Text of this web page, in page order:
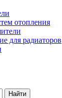
отопления
для радиаторов
Найти